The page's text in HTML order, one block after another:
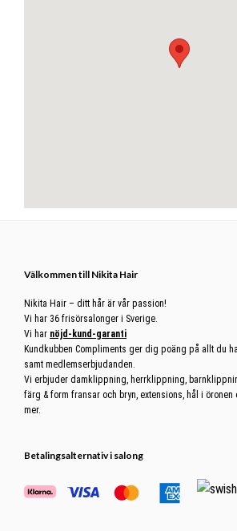
Footer
Välkommen till Nikita Hair
Nikita Hair – ditt hår är vår passion!
Vi har 36 frisörsalonger i Sverige.
Vi har nöjd-kund-garanti
Kundkubben Compliments ger dig poäng på allt du
samt medlemserbjudanden.
Vi erbjuder damklippning, herrklippning,
färg & form fransar och bryn, extensions, hål i
mer.
Betalingsalternativ i salong